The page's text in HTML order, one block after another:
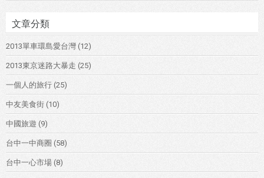
文章分類
2013單車環島愛台灣 (12)
2013東京迷路大暴走 (25)
一個人的旅行 (25)
中友美食街 (10)
中國旅遊 (9)
台中一中商圈 (58)
台中一心市場 (8)